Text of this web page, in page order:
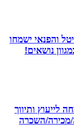
ישמחו
ותיווך
השכרה